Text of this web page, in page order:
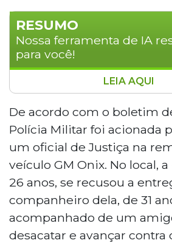
RESUMO
Nossa ferramenta de IA
para você!
Quatro pessoas foram
de tiros com policiais
Grande durante
mandado de apreensão de
suspeito efetuou sete
equipe, que revidou. Na
foram apreendidos pistola
munições, celulares e
disparos, identificado como
confessou o crime.
LEIA AQUI
De acordo com o boletim
Polícia Militar foi acionada
um oficial de Justiça na
veículo GM Onix. No local,
26 anos, se recusou a
companheiro dela, de 31
acompanhado de um
desacatar e avançar contra